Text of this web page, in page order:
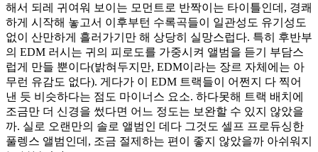
해서 되레 귀여워 보이는 모먼트로 반짝이는 타이틀인데, 경쾌
하게 시작해 놓고서 이후부턴 수록곡들이 일관성도 유기성도
없이 산만하게 흘러가기만 해 상당히 실망스럽다. 특히 후반부
의 EDM 러시는 귀의 피로도를 가중시켜 앨범을 듣기 부담스
럽게 만들 뿐이다(밝혀두지만, EDM이라는 장르 자체에는 아
무런 유감도 없다). 게다가 이 EDM 트랙들이 어쩐지 다 찍어
낸 듯 비슷하다는 점도 마이너스 요소. 하다못해 트랙 배치에
조금만 더 신경을 썼다면 어느 정도는 보완할 수 있지 않았을
까. 실로 오랜만의 솔로 앨범인 데다 그것도 셀프 프로듀싱한
풀렝스 앨범인데, 조금 절제하는 편이 좋지 않았을까 아쉬워지